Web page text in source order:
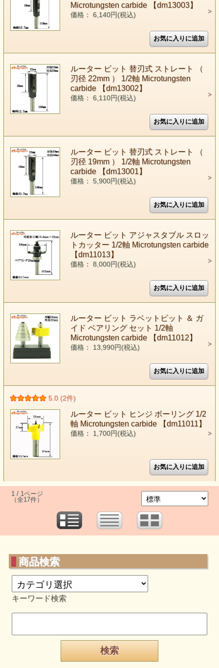
Microtungsten carbide 【dm13003】
価格： 6,140円(税込)
ルーター ビット 替刃式 ストレート （
刃径 22mm ） 1/2軸 Microtungsten
carbide 【dm13002】
価格： 6,110円(税込)
ルーター ビット 替刃式 ストレート （
刃径 19mm ） 1/2軸 Microtungsten
carbide 【dm13001】
価格： 5,900円(税込)
ルーター ビット アジャスタブル スロッ
トカッター 1/2軸 Microtungsten carbide
【dm11013】
価格： 8,000円(税込)
ルーター ビット ラベットビット ＆ ガ
イド ベアリング セット 1/2軸
Microtungsten carbide 【dm11012】
価格： 13,990円(税込)
5.0 (2件)
ルーター ビット ヒンジ ボーリング 1/2
軸 Microtungsten carbide 【dm11011】
価格： 1,700円(税込)
1 / 1ページ
（全17件）
商品検索
キーワード検索